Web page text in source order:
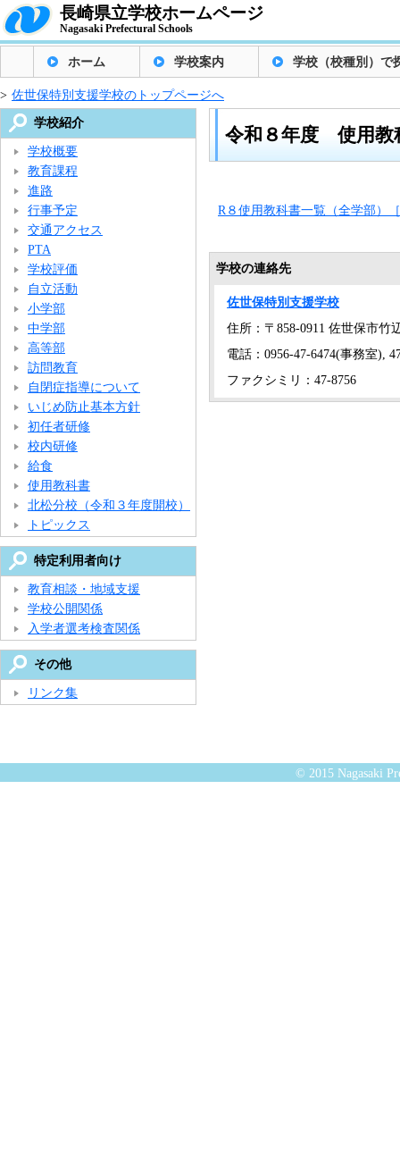
長崎県立学校ホームページ
Nagasaki Prefectural Schools
ホーム 学校案内 学校（校種別）で
> 佐世保特別支援学校のトップページへ
令和８年度 使用教
R８使用教科書一覧（全学部）
学校の連絡先
佐世保特別支援学校
住所：〒858-0911 佐世保市竹
電話：0956-47-6474(事務室),
ファクシミリ：47-8756
学校紹介
学校概要
教育課程
進路
行事予定
交通アクセス
PTA
学校評価
自立活動
小学部
中学部
高等部
訪問教育
自閉症指導について
いじめ防止基本方針
初任者研修
校内研修
給食
使用教科書
北松分校（令和３年度開校）
トピックス
特定利用者向け
教育相談・地域支援
学校公開関係
入学者選考検査関係
その他
リンク集
© 2015 Nagasaki